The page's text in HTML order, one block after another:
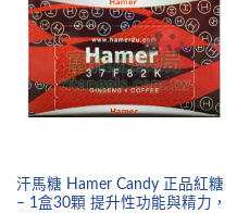
汗馬糖 Hamer Candy 正品紅糖
– 1盒30顆 提升性功能與精力，